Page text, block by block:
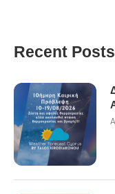
Recent Posts